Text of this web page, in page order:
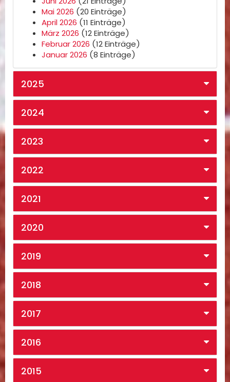
Mai 2026 (20 Einträge)
April 2026 (11 Einträge)
März 2026 (12 Einträge)
Februar 2026 (12 Einträge)
Januar 2026 (8 Einträge)
2025
2024
2023
2022
2021
2020
2019
2018
2017
2016
2015